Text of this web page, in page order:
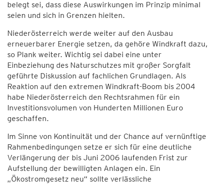
belegt sei, dass diese Auswirkungen im Prinzip minimal
seien und sich in Grenzen hielten.
Niederösterreich werde weiter auf den Ausbau
erneuerbarer Energie setzen, da gehöre Windkraft dazu,
so Plank weiter. Wichtig sei dabei eine unter
Einbeziehung des Naturschutzes mit großer Sorgfalt
geführte Diskussion auf fachlichen Grundlagen. Als
Reaktion auf den extremen Windkraft-Boom bis 2004
habe Niederösterreich den Rechtsrahmen für ein
Investitionsvolumen von Hunderten Millionen Euro
geschaffen.
Im Sinne von Kontinuität und der Chance auf vernünftige
Rahmenbedingungen setze er sich für eine deutliche
Verlängerung der bis Juni 2006 laufenden Frist zur
Aufstellung der bewilligten Anlagen ein. Ein
„Ökostromgesetz neu“ sollte verlässliche